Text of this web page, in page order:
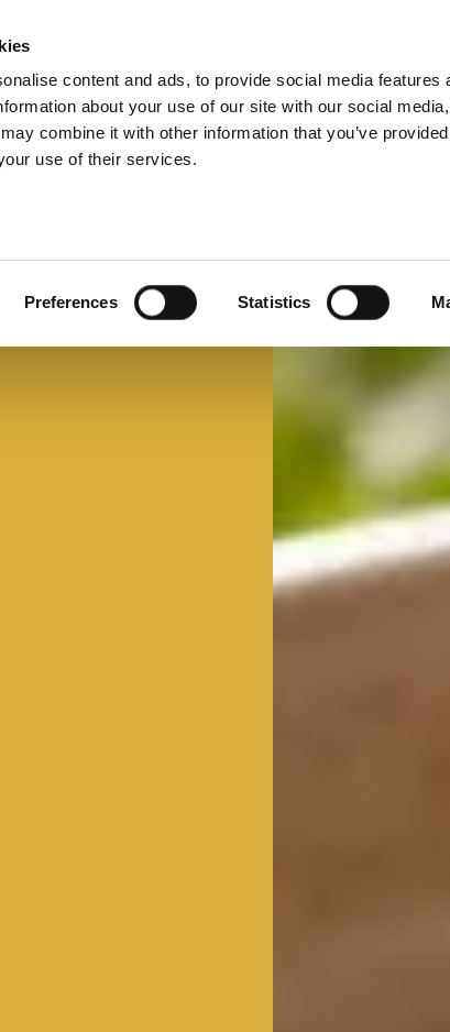
content and ads, to provide social media features
about your use of our site with our social
combine it with other information that you’ve
use of their services.
Preferences Statistics